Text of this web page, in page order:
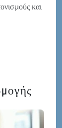
και